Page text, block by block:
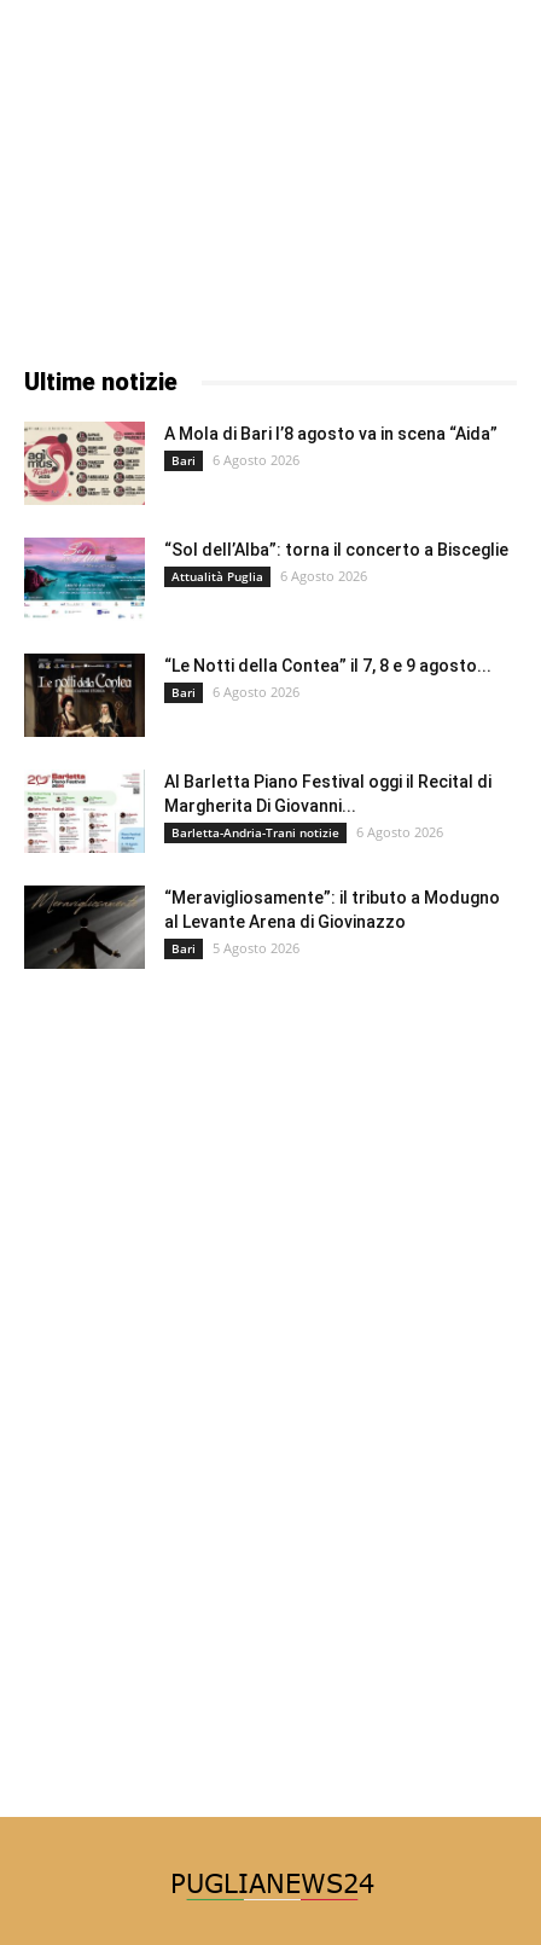
Ultime notizie
A Mola di Bari l’8 agosto va in scena “Aida”
Bari 6 Agosto 2026
“Sol dell’Alba”: torna il concerto a Bisceglie
Attualità Puglia 6 Agosto 2026
“Le Notti della Contea” il 7, 8 e 9 agosto...
Bari 6 Agosto 2026
Al Barletta Piano Festival oggi il Recital di
Margherita Di Giovanni...
Barletta-Andria-Trani notizie 6 Agosto 2026
“Meravigliosamente”: il tributo a Modugno
al Levante Arena di Giovinazzo
Bari 5 Agosto 2026